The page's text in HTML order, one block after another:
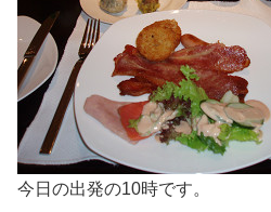
今日の出発の10時です。